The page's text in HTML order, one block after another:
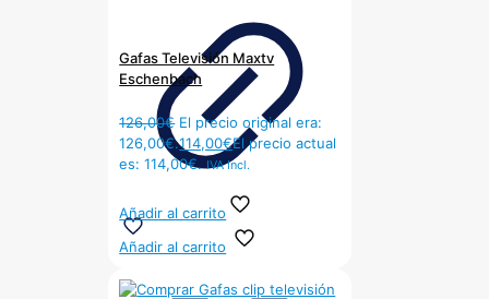
Gafas Televisión Maxtv
Eschenbach
126,00€ El precio original era:
126,00€.114,00€El precio actual
es: 114,00€. IVA Incl.
Añadir al carrito
Añadir al carrito